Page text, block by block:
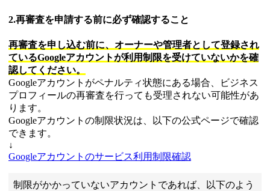
2.再審査を申請する前に必ず確認すること
再審査を申し込む前に、オーナーや管理者として登録され
ているGoogleアカウントが利用制限を受けていないかを確
認してください。
Googleアカウントがペナルティ状態にある場合、ビジネス
プロフィールの再審査を行っても受理されない可能性があ
ります。
Googleアカウントの制限状況は、以下の公式ページで確認
できます。
↓
Googleアカウントのサービス利用制限確認
制限がかかっていないアカウントであれば、以下のよう